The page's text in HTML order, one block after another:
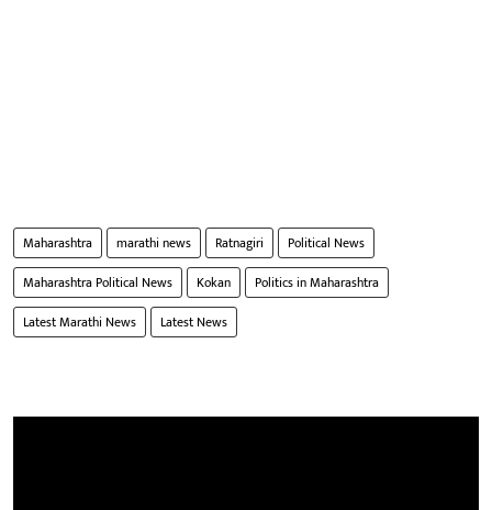
Maharashtra marathi news Ratnagiri
Political News
Maharashtra Political News
Kokan
Politics in Maharashtra
Latest Marathi News
Latest News